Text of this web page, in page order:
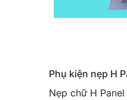
Phụ kiện nẹp H
Nẹp chữ H